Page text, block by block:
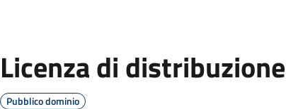
Licenza di distribuzione
Pubblico dominio